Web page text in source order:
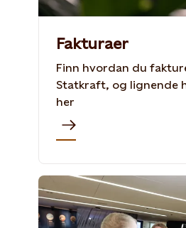
Fakturaer
Finn hvordan du
Statkraft, og lignende
her